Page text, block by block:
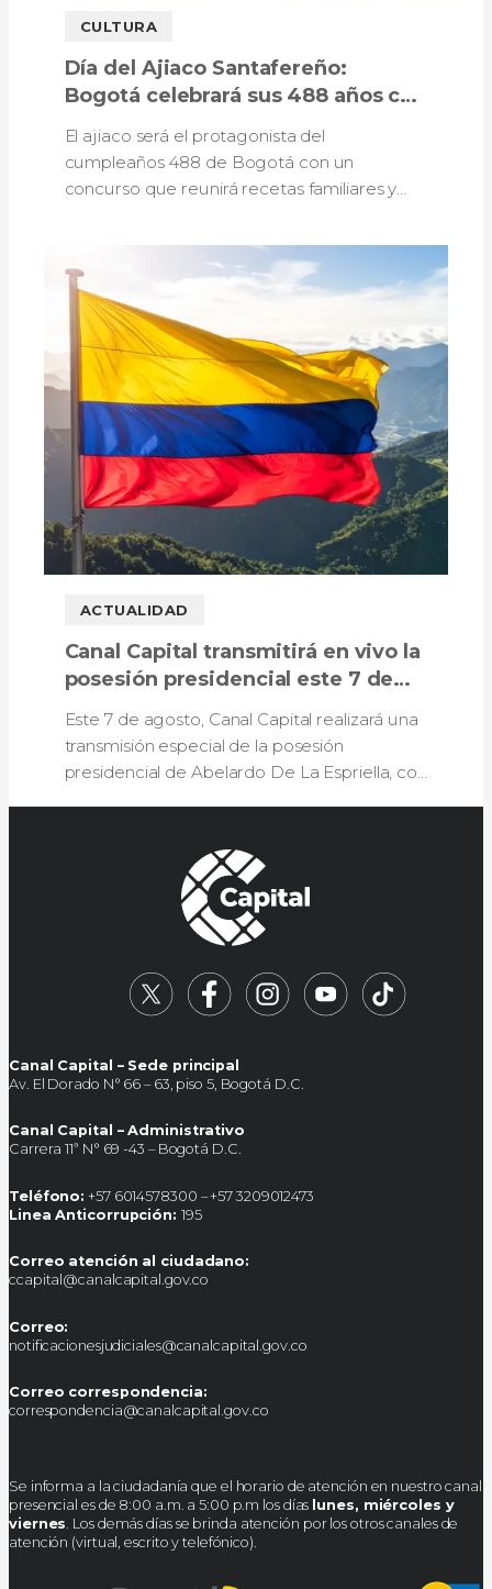
CULTURA
Día del Ajiaco Santafereño:
Bogotá celebrará sus 488 años con
sabores, tradición y un concurso
gastronómico
El ajiaco será el protagonista del
cumpleaños 488 de Bogotá con un
concurso que reunirá recetas familiares y
ACTUALIDAD
Canal Capital transmitirá en vivo la
posesión presidencial este 7 de
agosto
Este 7 de agosto, Canal Capital realizará una
transmisión especial de la posesión
presidencial de Abelardo De La Espriella, con
Canal Capital – Sede principal
Av. El Dorado N° 66 – 63, piso 5, Bogotá D.C.
Canal Capital – Administrativo
Carrera 11ª N° 69 -43 – Bogotá D.C.
Teléfono: +57 6014578300 – +57 3209012473
Linea Anticorrupción: 195
Correo atención al ciudadano:
ccapital@canalcapital.gov.co
Correo:
notificacionesjudiciales@canalcapital.gov.co
Correo correspondencia:
correspondencia@canalcapital.gov.co
Se informa a la ciudadanía que el horario de atención en nuestro canal
presencial es de 8:00 a.m. a 5:00 p.m los días lunes, miércoles y
viernes . Los demás días se brinda atención por los otros canales de
atención (virtual, escrito y telefónico).